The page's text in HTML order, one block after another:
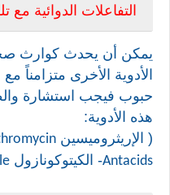
التفاعلات الدوائية مع
يمكن أن يحدث كوارث
الأدوية الأخرى متزامناً
حبوب فيجب استشارة
هذه الأدوية:
( الإريثروميسين
Antacids- الكيتوكونازول